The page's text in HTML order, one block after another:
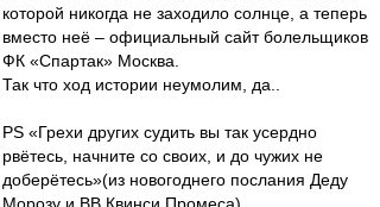
которой никогда не заходило солнце, а теперь
вместо неё – официальный сайт болельщиков
ФК «Спартак» Москва.
Так что ход истории неумолим, да..
PS «Грехи других судить вы так усердно
рвётесь, начните со своих, и до чужих не
доберётесь»(из новогоднего послания Деду